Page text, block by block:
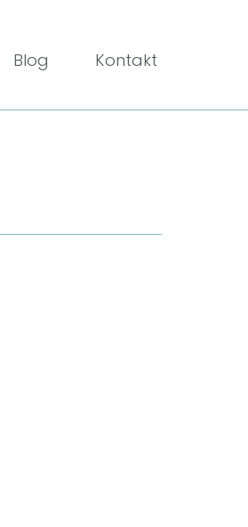
Blog Kontakt